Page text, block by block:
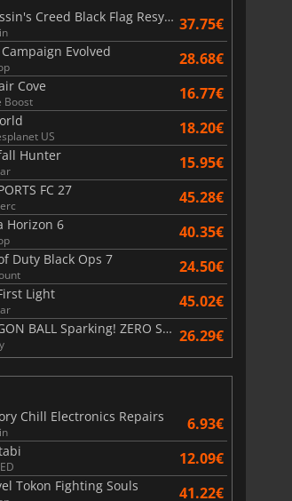
Carrefour Gift Card EUR
Assassin's Creed Black Flag Resynced 37.75€
Evolved 28.68€
Cove
Boost 16.77€
US 18.20€
Hunter 15.95€
FC 27 45.28€
Horizon 6 40.35€
Duty Black Ops 7 24.50€
Light 45.02€
DRAGON BALL Sparking! ZERO Super Limit Breaking NEO 26.29€
Chill Electronics Repairs
6.93€
12.09€
Tokon Fighting Souls 41.22€